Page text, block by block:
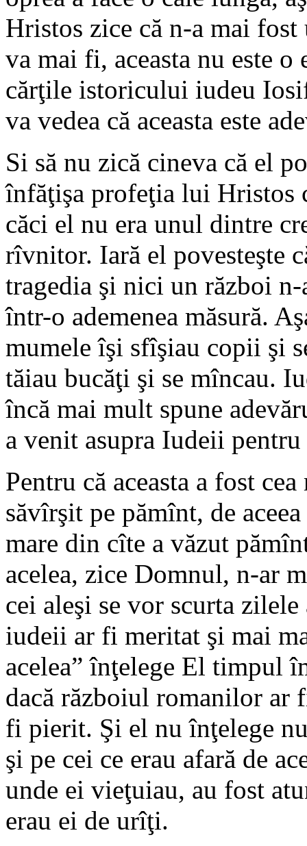
Hristos zice că n-a mai fost
va mai fi, aceasta nu este
cărţile istoricului iudeu
va vedea că aceasta este
Si să nu zică cineva că el
înfăţişa profeţia lui Hristos
căci el nu era unul dintre
rîvnitor. Iară el povesteşte
tragedia şi nici un război
într-o ademenea măsură.
mumele îşi sfîşiau copii şi
tăiau bucăţi şi se mîncau.
încă mai mult spune
a venit asupra Iudeii
Pentru că aceasta a fost
săvîrşit pe pămînt, de
mare din cîte a văzut
acelea, zice Domnul, n-ar
cei aleşi se vor scurta zilele
iudeii ar fi meritat şi mai
acelea” înţelege El timpul
dacă războiul romanilor
fi pierit. Şi el nu înţelege
şi pe cei ce erau afară de
unde ei vieţuiau, au fost
erau ei de urîţi.